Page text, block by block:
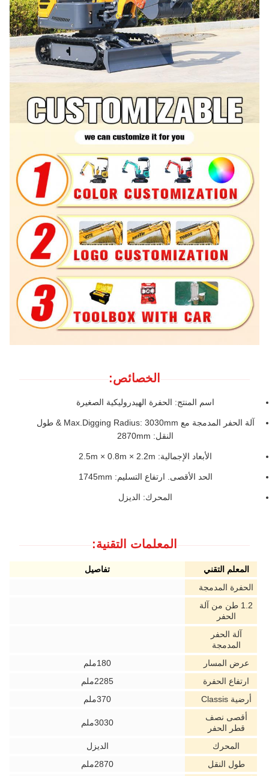
الخصائص:
اسم المنتج: الحفرة الهيدروليكية الصغيرة
آلة الحفر المدمجة مع Max.Digging Radius: 3030mm & طول
النقل: 2870mm
الأبعاد الإجمالية: 2.5m × 0.8m × 2.2m
الحد الأقصى. ارتفاع التسليم: 1745mm
المحرك: الديزل
المعلمات التقنية:
المعلم التقني
تفاصيل
الحفرة المدمجة
1.2 طن من آلة
الحفر
آلة الحفر
المدمجة
عرض المسار
180ملم
ارتفاع الحفرة
2285ملم
أرضية Classis
370ملم
أقصى نصف
قطر الحفر
3030ملم
المحرك
الديزل
طول النقل
2870ملم